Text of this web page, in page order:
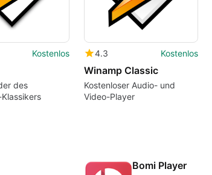
Kostenlos
des
4.3 Kostenlos
Winamp Classic
Kostenloser Audio- und
Video-Player
Bomi Player